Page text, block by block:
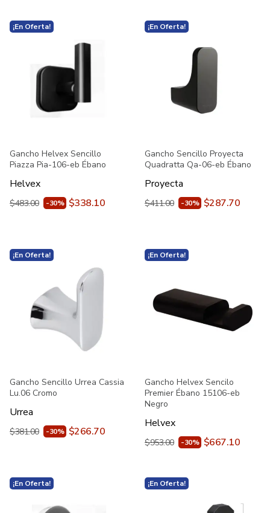
¡En Oferta!
Gancho Helvex Sencillo
Piazza Pia-106-eb Ébano
Helvex
$483.00 -30% $338.10
¡En Oferta!
Gancho Sencillo Proyecta
Quadratta Qa-06-eb Ébano
Proyecta
$411.00 -30% $287.70
¡En Oferta!
Gancho Sencillo Urrea Cassia
Lu.06 Cromo
Urrea
$381.00 -30% $266.70
¡En Oferta!
Gancho Helvex Sencilo
Premier Ébano 15106-eb
Negro
Helvex
$953.00 -30% $667.10
¡En Oferta! ¡En Oferta!